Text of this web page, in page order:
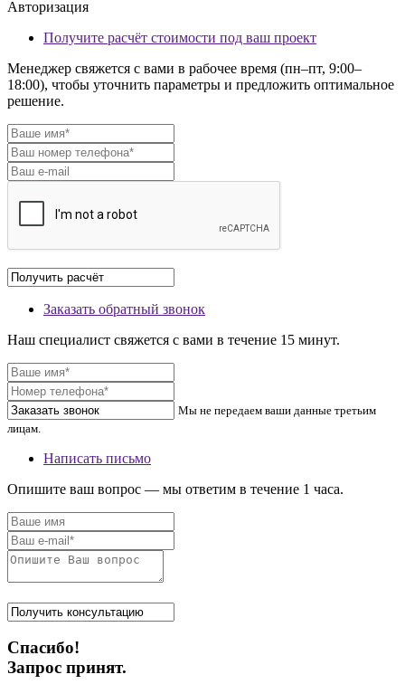
Авторизация
Получите расчёт стоимости под ваш проект
Менеджер свяжется с вами в рабочее время (пн–пт, 9:00–
18:00), чтобы уточнить параметры и предложить оптимальное
решение.
Заказать обратный звонок
Наш специалист свяжется с вами в течение 15 минут.
Мы не передаем ваши данные третьим
лицам.
Написать письмо
Опишите ваш вопрос — мы ответим в течение 1 часа.
Спасибо!
Запрос принят.